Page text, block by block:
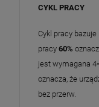
CYKL PRACY
Cykl pracy
pracy 60%
jest wymagana 4
oznacza, że
bez przerw.